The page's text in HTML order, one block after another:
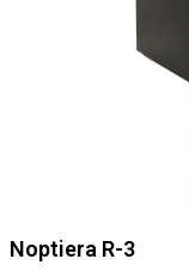
Noptiera R-3